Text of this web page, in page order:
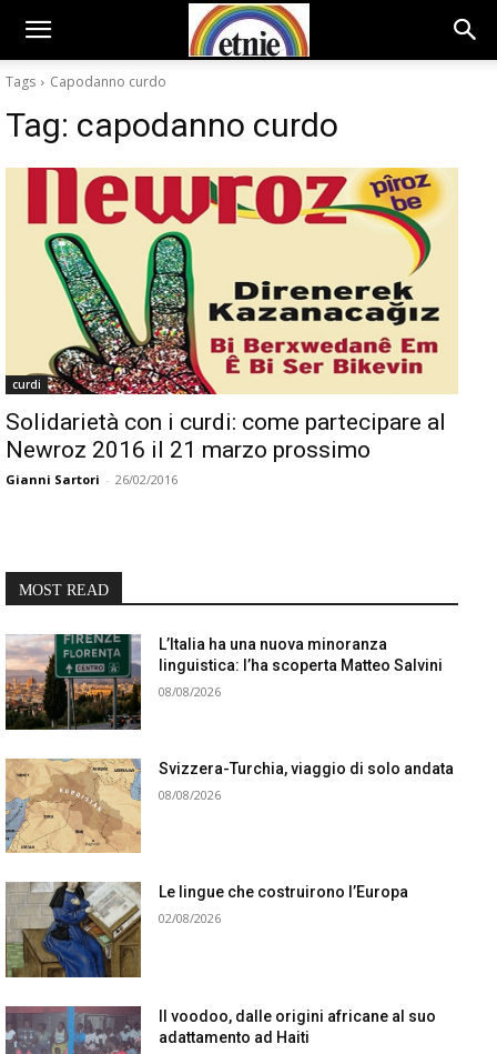
Tags Capodanno curdo
Tag: capodanno curdo
curdi
Solidarietà con i curdi: come partecipare al
Newroz 2016 il 21 marzo prossimo
Gianni Sartori - 26/02/2016
MOST READ
L’Italia ha una nuova minoranza
linguistica: l’ha scoperta Matteo Salvini
08/08/2026
Svizzera-Turchia, viaggio di solo andata
08/08/2026
Le lingue che costruirono l’Europa
02/08/2026
Il voodoo, dalle origini africane al suo
adattamento ad Haiti